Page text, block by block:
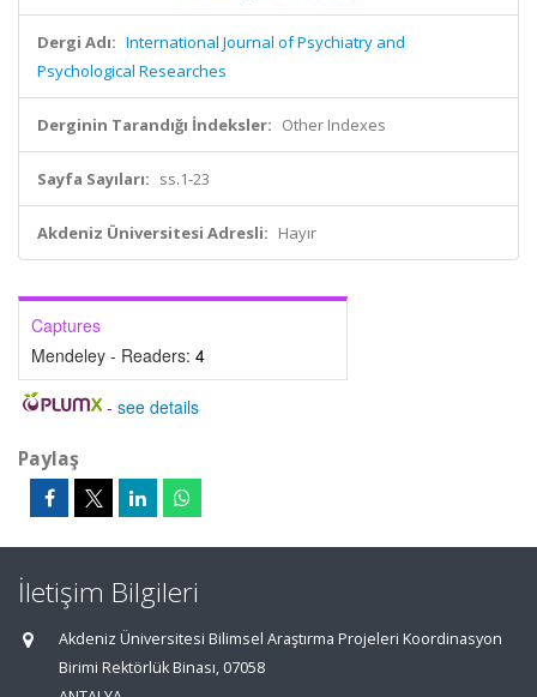
Dergi Adı: International Journal of Psychiatry and
Psychological Researches
Derginin Tarandığı İndeksler: Other Indexes
Sayfa Sayıları: ss.1-23
Akdeniz Üniversitesi Adresli: Hayır
Captures
Mendeley - Readers: 4
- see details
Paylaş
İletişim Bilgileri
Akdeniz Üniversitesi Bilimsel Araştırma Projeleri Koordinasyon
Birimi Rektörlük Binası, 07058